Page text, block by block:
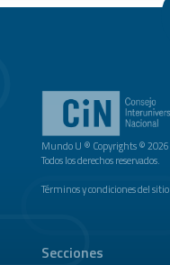
Mundo U ® Copyrights © 2026
Todos los derechos reservados.
Términos y condiciones del sitio
Secciones